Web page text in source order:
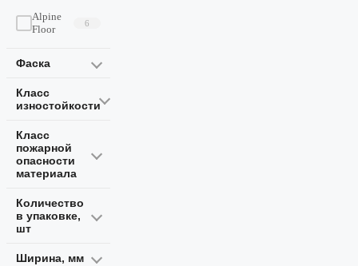
Alpine
Floor
6
Фаска
Класс
изностойкости
Класс
пожарной
опасности
материала
Количество
в упаковке,
шт
Ширина, мм